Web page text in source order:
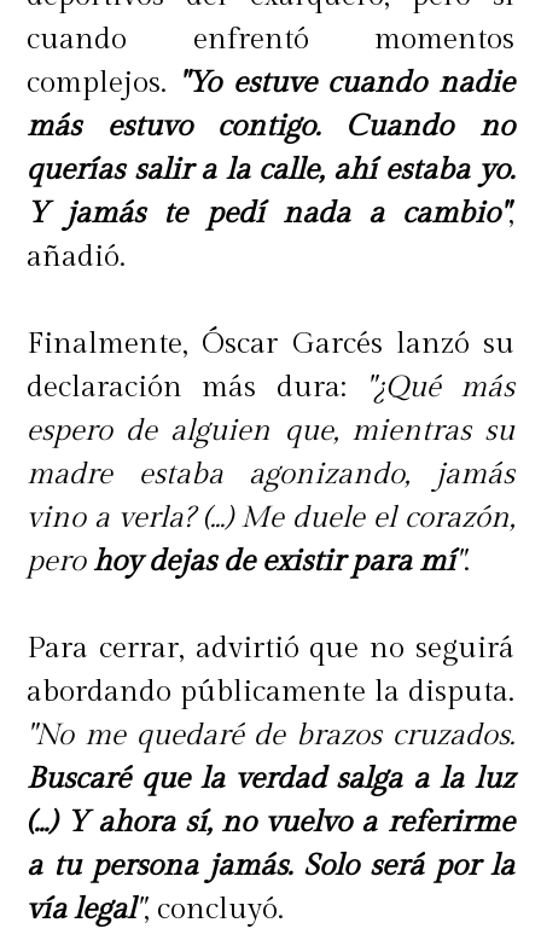
cuando enfrentó momentos
complejos. "Yo estuve cuando nadie
más estuvo contigo. Cuando no
querías salir a la calle, ahí estaba yo.
Y jamás te pedí nada a cambio",
añadió.
Finalmente, Óscar Garcés lanzó su
declaración más dura:
"¿Qué más
espero de alguien que, mientras su
madre estaba agonizando, jamás
vino a verla? (...) Me duele el corazón,
perohoy dejas de existir para mí".
Para cerrar, advirtió que no seguirá
abordando públicamente la disputa.
"No me quedaré de brazos cruzados.
Buscaré que la verdad salga a la luz
(...) Y ahora sí, no vuelvo a referirme
a tu persona jamás. Solo será por la
vía legal", concluyó.